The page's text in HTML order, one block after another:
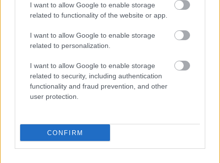
I want to allow Google to enable storage
related to functionality of the website or app.
I want to allow Google to enable storage
related to personalization.
I want to allow Google to enable storage
related to security, including authentication
functionality and fraud prevention, and other
user protection.
CONFIRM
Kecskeméten?
Kecskemét lakosságának jó része a város határait jelző
táblákon kívül, külső városrészekben él, számukra
nyilvánvalóan hatványozottan fontos a közösségi
közlekedés, elsősorban az, hogy milyen sűrűn járnak a
buszok, de nem mellékes az sem, hogy szoktak-e késni a
I KecsUP Hírek ,Hraskó István